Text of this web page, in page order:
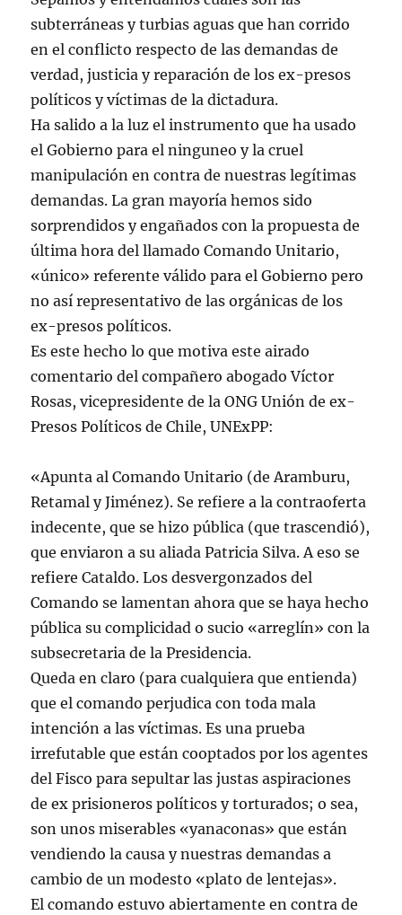
subterráneas y turbias aguas que han corrido
en el conflicto respecto de las demandas de
verdad, justicia y reparación de los ex-presos
políticos y víctimas de la dictadura.
Ha salido a la luz el instrumento que ha usado
el Gobierno para el ninguneo y la cruel
manipulación en contra de nuestras legítimas
demandas. La gran mayoría hemos sido
sorprendidos y engañados con la propuesta de
última hora del llamado Comando Unitario,
«único» referente válido para el Gobierno pero
no así representativo de las orgánicas de los
ex-presos políticos.
Es este hecho lo que motiva este airado
comentario del compañero abogado Víctor
Rosas, vicepresidente de la ONG Unión de ex-
Presos Políticos de Chile, UNExPP:
«Apunta al Comando Unitario (de Aramburu,
Retamal y Jiménez). Se refiere a la contraoferta
indecente, que se hizo pública (que trascendió),
que enviaron a su aliada Patricia Silva. A eso se
refiere Cataldo. Los desvergonzados del
Comando se lamentan ahora que se haya hecho
pública su complicidad o sucio «arreglín» con la
subsecretaria de la Presidencia.
Queda en claro (para cualquiera que entienda)
que el comando perjudica con toda mala
intención a las víctimas. Es una prueba
irrefutable que están cooptados por los agentes
del Fisco para sepultar las justas aspiraciones
de ex prisioneros políticos y torturados; o sea,
son unos miserables «yanaconas» que están
vendiendo la causa y nuestras demandas a
cambio de un modesto «plato de lentejas».
El comando estuvo abiertamente en contra de